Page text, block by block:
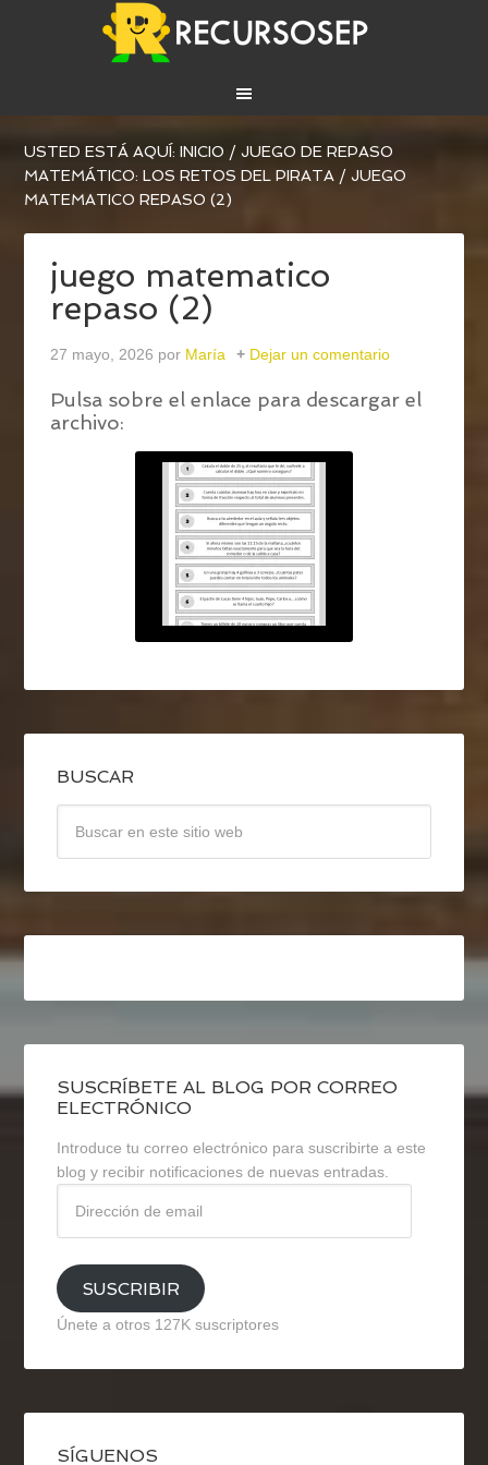
USTED ESTÁ AQUÍ:INICIO / JUEGO DE REPASO
MATEMÁTICO: LOS RETOS DEL PIRATA / JUEGO
MATEMATICO REPASO (2)
juego matematico
repaso (2)
27 mayo, 2026 por María Dejar un comentario
Pulsa sobre el enlace para descargar el
archivo:
BUSCAR
SUSCRÍBETE AL BLOG POR CORREO
ELECTRÓNICO
Introduce tu correo electrónico para suscribirte a este
blog y recibir notificaciones de nuevas entradas.
email
SUSCRIBIR
Únete a otros 127K suscriptores
SÍGUENOS